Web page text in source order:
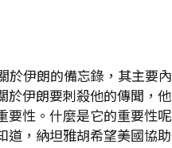
伊朗的備忘錄，其主要
伊朗要刺殺他的傳聞，
性。什麼是它的重要性
，納坦雅胡希望美國協